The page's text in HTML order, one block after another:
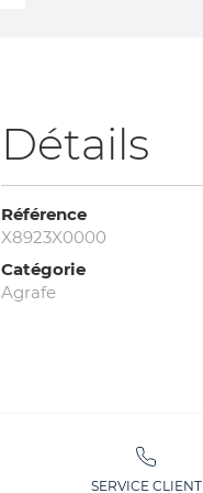
Détails
Référence
X8923X0000
Catégorie
Agrafe
SERVICE CLIENT